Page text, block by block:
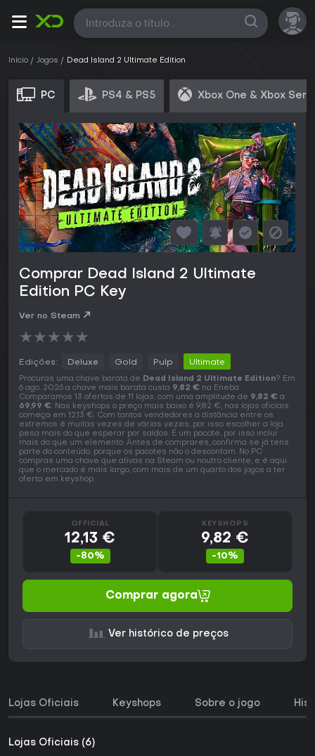
Todas
Início Jogos Dead Island 2 Ultimate Edition
PC PS4 & PS5 Xbox One & Xbox
Comprar Dead Island 2 Ultimate
Edition PC Key
Ver no Steam
★★★★★
Edições: Deluxe Gold Pulp Ultimate
Procuras uma chave barata de Dead Island 2 Ultimate Edition? Em
6 ago. 2026 a chave mais barata custa 9,82 € na Eneba.
Comparamos 13 ofertas de 11 lojas, com uma amplitude de 9,82 € a
69,99 €. Nas keyshops o preço mais baixo é 9,82 €, nas lojas oficiais
começa em 12,13 €. Com tantos vendedores a distância entre os
extremos é muitas vezes de várias vezes, por isso escolher a loja
pesa mais do que esperar por saldos. É um pacote, por isso inclui
mais do que um elemento. Antes de comprares, confirma se já tens
parte do conteúdo, porque os pacotes não o descontam. No PC
compras uma chave que ativas na Steam ou noutro cliente, e é aqui
que o mercado é mais largo, com mais de um quarto dos jogos a ter
oferta em keyshop.
OFFICIAL
12,13 €
-80%
KEYSHOPS
9,82 €
-10%
Comprar agora
Ver histórico de preços
Lojas Oficiais Keyshops Sobre o jogo
Lojas Oficiais (6)